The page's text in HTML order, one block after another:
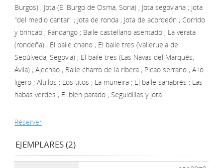
Burgos) ; Jota (El Burgo de Osma, Soria) ; Jota segoviana ; Jota
"del medio cantar" ; Jota de ronda ; Jota de acordeón ; Corrido
y brincao ; Fandango ; Baile castellano asentado ; La verata
(rondeña) ; El baile chano ; El baile tres (Valleruela de
Sepúlveda, Segovia) ; El baile tres (Las Navas del Marqués,
Ávila) ; Ajechao ; Baile charro de la ribera ; Picao serrano ; A lo
ligero ; Altillos ; Los titos ; La muñeira ; El baile sanabrés ; Las
habas verdes ; El bien parado ; Seguidillas y jota.
Réserver
EJEMPLARES (2)